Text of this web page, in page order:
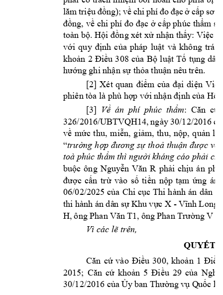
lăm triệu đồng); về chi phí đo đạc ở cấp sơ
đồng, về chi phí đo đạc ở cấp phúc thẩm
toàn bộ. Hội đồng xét xử nhận thấy: Việc
với quy định của pháp luật và không trái
khoản 2 Điều 308 của Bộ luật Tố tụng dân
hướng ghi nhận sự thỏa thuận nêu trên.
[2] Xét quan điểm của đại diện
phiên tòa là ph hợp với nhận định của
[3] Về án phí phúc thẩm:  Căn cứ
326/2016/UBTVQH14, ngày 30/12/2016
về mức thu, miễn, giảm, thu, nộp, quản lý
“trường hợp đương sự thoả thuận được
toà phúc thẩm thì người kháng cáo phải
buộc ông Nguyễn Văn R phải chịu án phí
được cấn trừ vào số tiền nộp tạm ứng án
06/02/2025 của Chi cục Thi hành án dân
thi hành án dân sự Khu vực X - Vĩnh
H, ông Phan Văn T1, ông Phan Trường V
Vì các lẽ trên,
QUYẾT
Căn cứ vào Điều 300, khoản 1
2015; Căn cứ khoản 5 Điều 29 của Nghị
30/12/2016 của Ủy ban Thường vụ Quốc